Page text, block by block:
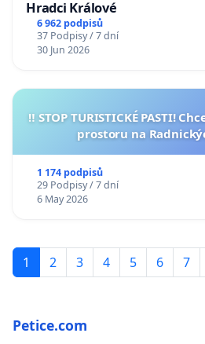
Hradci Králové
6 962 podpisů
37 Podpisy / 7 dní
30 Jun 2026
‼️ STOP TURISTICKÉ PASTI!
prostoru na
1 174 podpisů
29 Podpisy / 7 dní
6 May 2026
1 2 3 4 5 6 7
Petice.com